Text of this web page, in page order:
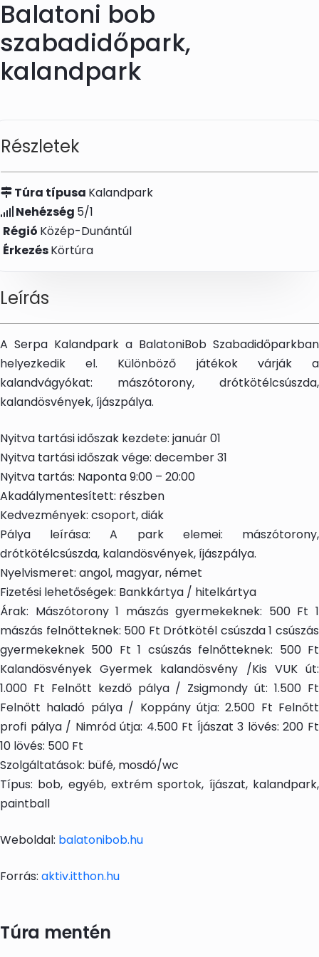
Skip to main content
Balatoni bob
szabadidőpark,
kalandpark
Részletek
Túra típusa Kalandpark
Nehézség 5/1
Régió Közép-Dunántúl
ÉrkezésKörtúra
Leírás
A Serpa Kalandpark a BalatoniBob Szabadidőparkban
helyezkedik el. Különböző játékok várják a
kalandvágyókat: mászótorony, drótkötélcsúszda,
kalandösvények, íjászpálya.
Nyitva tartási időszak kezdete: január 01
Nyitva tartási időszak vége: december 31
Nyitva tartás: Naponta 9:00 – 20:00
Akadálymentesített: részben
Kedvezmények: csoport, diák
Pálya leírása: A park elemei: mászótorony,
drótkötélcsúszda, kalandösvények, íjászpálya.
Nyelvismeret: angol, magyar, német
Fizetési lehetőségek: Bankkártya / hitelkártya
Árak: Mászótorony 1 mászás gyermekeknek: 500 Ft 1
mászás felnőtteknek: 500 Ft Drótkötél csúszda 1 csúszás
gyermekeknek 500 Ft 1 csúszás felnőtteknek: 500 Ft
Kalandösvények Gyermek kalandösvény /Kis VUK út:
1.000 Ft Felnőtt kezdő pálya / Zsigmondy út: 1.500 Ft
Felnőtt haladó pálya / Koppány útja: 2.500 Ft Felnőtt
profi pálya / Nimród útja: 4.500 Ft Íjászat 3 lövés: 200 Ft
10 lövés: 500 Ft
Szolgáltatások: büfé, mosdó/wc
Típus: bob, egyéb, extrém sportok, íjászat, kalandpark,
paintball
Weboldal: balatonibob.hu
Forrás: aktiv.itthon.hu
Túra mentén